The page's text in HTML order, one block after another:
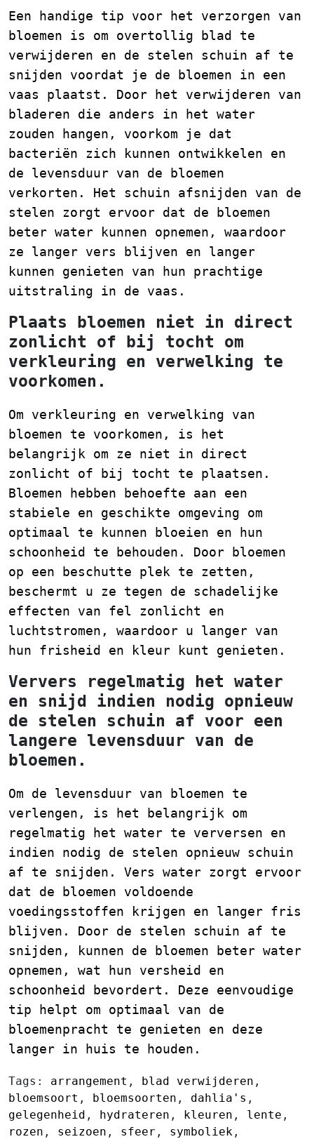
Een handige tip voor het verzorgen van
bloemen is om overtollig blad te
verwijderen en de stelen schuin af te
snijden voordat je de bloemen in een
vaas plaatst. Door het verwijderen van
bladeren die anders in het water
zouden hangen, voorkom je dat
bacteriën zich kunnen ontwikkelen en
de levensduur van de bloemen
verkorten. Het schuin afsnijden van de
stelen zorgt ervoor dat de bloemen
beter water kunnen opnemen, waardoor
ze langer vers blijven en langer
kunnen genieten van hun prachtige
uitstraling in de vaas.
Plaats bloemen niet in direct
zonlicht of bij tocht om
verkleuring en verwelking te
voorkomen.
Om verkleuring en verwelking van
bloemen te voorkomen, is het
belangrijk om ze niet in direct
zonlicht of bij tocht te plaatsen.
Bloemen hebben behoefte aan een
stabiele en geschikte omgeving om
optimaal te kunnen bloeien en hun
schoonheid te behouden. Door bloemen
op een beschutte plek te zetten,
beschermt u ze tegen de schadelijke
effecten van fel zonlicht en
luchtstromen, waardoor u langer van
hun frisheid en kleur kunt genieten.
Ververs regelmatig het water
en snijd indien nodig opnieuw
de stelen schuin af voor een
langere levensduur van de
bloemen.
Om de levensduur van bloemen te
verlengen, is het belangrijk om
regelmatig het water te verversen en
indien nodig de stelen opnieuw schuin
af te snijden. Vers water zorgt ervoor
dat de bloemen voldoende
voedingsstoffen krijgen en langer fris
blijven. Door de stelen schuin af te
snijden, kunnen de bloemen beter water
opnemen, wat hun versheid en
schoonheid bevordert. Deze eenvoudige
tip helpt om optimaal van de
bloemenpracht te genieten en deze
langer in huis te houden.
Tags: arrangement , blad verwijderen ,
bloemsoort , bloemsoorten , dahlia's ,
gelegenheid , hydrateren , kleuren , lente ,
rozen , seizoen , sfeer , symboliek ,